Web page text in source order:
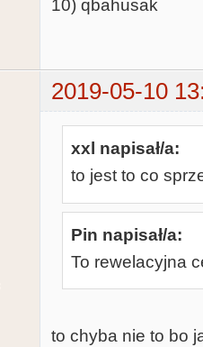
10) qbahusak
2019-05-10
xxl napisał/a:
to jest to co
Pin napisał/a:
To rewelacyjna
to chyba nie to bo